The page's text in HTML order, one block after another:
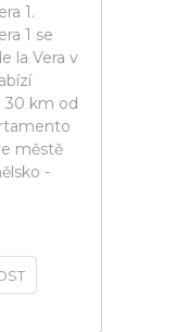
1.
1 se
la Vera v
30 km od
městě
-